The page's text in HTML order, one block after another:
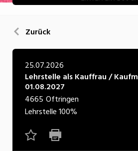
Kultur
Natur
Verkehr/Logistik
Wirtschaft/Verwaltung
Zurück
25.07.2026
Lehrstelle als Kauffrau /
01.08.2027
4665 Oftringen
Lehrstelle100%